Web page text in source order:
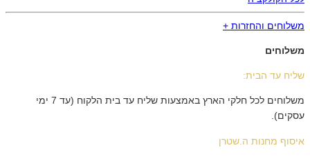
משלוחים והחזרות +
משלוחים
שליח עד הבית:
משלוחים לכל חלקי הארץ באמצעות שליח עד בית הלקוח (עד 7 ימי
עסקים).
איסוף מחנות ה.שטרן